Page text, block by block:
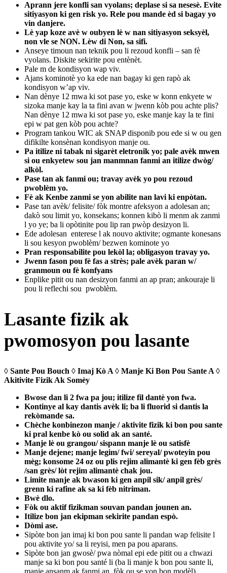
Aprann jere konfli san vyolans; deplase si sa nesesè. Evite
sitiyasyon ki gen risk yo. Rele pou mande èd si bagay yo
vin danjere.
Lè yap koze avè w oubyen lè w nan sitiyasyon seksyèl,
non vle se NON. Lèw di Non, sa sifi.
Anseye timoun nan teknik pou li rezoud konfli – san fè
vyolans. Diskite sekirite pou entènèt.
Pale m de kondisyon wap viv.
Ajans kominotè yo ka ede nan bagay ki gen rapò ak
kondisyon w’ap viv.
Nan dènye 12 mwa ki sot pase yo, eske w konn enkyete w
sizoka manje kay la ta fini avan w jwenn kòb pou achte plis?
Nan dènye 12 mwa ki sot pase yo, eske manje kay la te fini
epi w pat gen kòb pou achte?
Program tankou WIC ak SNAP disponib pou ede si w ou gen
difikilte konsènan kondisyon manje ou.
Pa itilize ni tabak ni sigarèt eletronik yo; pale avèk mwen
si ou enkyetew sou jan manmnan fanmi an itilize dwòg/
alkòl.
Pase tan ak fanmi ou; travay avèk yo pou rezoud
pwoblèm yo.
Fè ak Kenbe zanmi se yon abilite nan lavi ki enpòtan.
Pase tan avèk/ felisite/ fòk montre afeksyon a adolesan an;
dakò sou limit yo, konsekans; konnen kibò li menm ak zanmi
l yo ye; ba li opòtinite pou lip ran pwòp desizyon li.
Ede adolesan enterese l ak nouvo aktivite; ogmante konesans
li sou kesyon pwoblèm/ bezwen kominote yo
Pran responsabilite pou lekòl la; obligasyon travay yo.
Jwenn fason pou fè fas a strès; pale avèk paran w/
granmoun ou fè konfyans
Enplike pitit ou nan desizyon fanmi an ap pran; ankouraje li
pou li reflechi sou pwoblèm.
Lasante fizik ak
pwomosyon pou lasante
◊ Sante Pou Bouch ◊ Imaj Kò A ◊ Manje Ki Bon Pou Sante A ◊
Akitivite Fizik Ak Somèy
Bwose dan li 2 fwa pa jou; itilize fil dantè yon fwa.
Kontinye al kay dantis avèk li; ba li fluorid si dantis la
rekòmande sa.
Chèche konbinezon manje / aktivite fizik ki bon pou sante
ki pral kenbe kò ou solid ak an santé.
Manje lè ou grangou/ sispann manje lè ou satisfè
Manje dejene; manje legim/ fwi/ sereyal/ pwoteyin pou
mèg; konsome 24 oz ou plis rejim alimantè ki gen fèb grès
/san grès/ lòt rejim alimantè chak jou.
Limite manje ak bwason ki gen anpil sik/ anpil grès/
grenn ki rafine ak sa ki fèb nitriman.
Bwè dlo.
Fòk ou aktif fizikman souvan pandan jounen an.
Itilize bon jan ekipman sekirite pandan espò.
Dòmi ase.
Sipòte bon jan imaj ki bon pou sante li pandan wap felisite l
pou aktivite yo/ sa li reyisi, men pa pou aparans.
Sipòte bon jan gwosè/ pwa nòmal epi ede pitit ou a chwazi
manje sa ki bon pou santé li (ba li manje k bon pou sante li,
manje ansanm ak fanmi an, fòk ou se yon bon modèl)